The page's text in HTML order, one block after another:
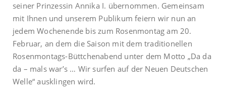
seiner Prinzessin Annika I. übernommen. Gemeinsam
mit Ihnen und unserem Publikum feiern wir nun an
jedem Wochenende bis zum Rosenmontag am 20.
Februar, an dem die Saison mit dem traditionellen
Rosenmontags-Büttchenabend unter dem Motto „Da da
da – mals war’s … Wir surfen auf der Neuen Deutschen
Welle“ ausklingen wird.